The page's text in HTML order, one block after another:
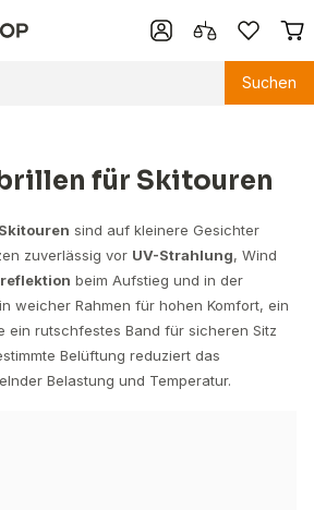
Suchen
für Skitouren
sind auf kleinere Gesichter
zuverlässig vor UV-Strahlung, Wind
beim Aufstieg und in der
weicher Rahmen für hohen Komfort, ein
ein rutschfestes Band für sicheren Sitz
Belüftung reduziert das
Belastung und Temperatur.